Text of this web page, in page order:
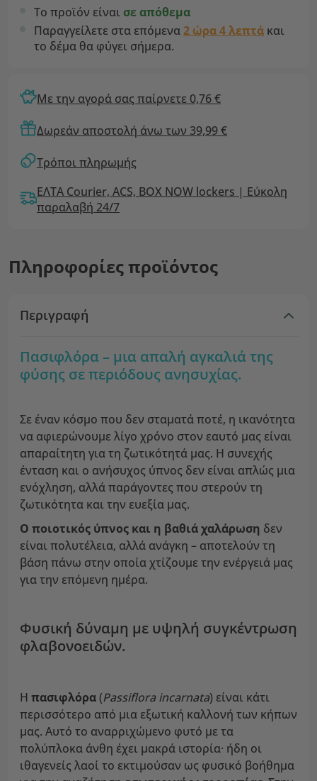
Το προϊόν είναι σε απόθεμα
Παραγγείλετε στα επόμενα2 ώρα 4 λεπτά και
το δέμα θα φύγει σήμερα.
Με την αγορά σας παίρνετε 0,76 €
Δωρεάν αποστολή άνω των 39,99 €
Τρόποι πληρωμής
ΕΛΤΑ Courier, ACS, BOX NOW lockers | Εύκολη
παραλαβή 24/7
Πληροφορίες προϊόντος
Περιγραφή
Πασιφλόρα – μια απαλή αγκαλιά της
φύσης σε περιόδους ανησυχίας.
Σε έναν κόσμο που δεν σταματά ποτέ, η ικανότητα
να αφιερώνουμε λίγο χρόνο στον εαυτό μας είναι
απαραίτητη για τη ζωτικότητά μας. Η συνεχής
ένταση και ο ανήσυχος ύπνος δεν είναι απλώς μια
ενόχληση, αλλά παράγοντες που στερούν τη
ζωτικότητα και την ευεξία μας.
Ο ποιοτικός ύπνος και η βαθιά χαλάρωση δεν
είναι πολυτέλεια, αλλά ανάγκη – αποτελούν τη
βάση πάνω στην οποία χτίζουμε την ενέργειά μας
για την επόμενη ημέρα.
Φυσική δύναμη με υψηλή συγκέντρωση
φλαβονοειδών.
Η πασιφλόρα(Passiflora incarnata) είναι κάτι
περισσότερο από μια εξωτική καλλονή των κήπων
μας. Αυτό το αναρριχώμενο φυτό με τα
πολύπλοκα άνθη έχει μακρά ιστορία· ήδη οι
ιθαγενείς λαοί το εκτιμούσαν ως φυσικό βοήθημα